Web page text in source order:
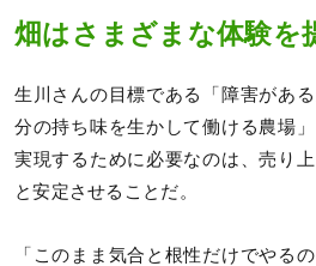
畑はさまざまな体験を
生川さんの目標である「障害があ
分の持ち味を生かして働ける農場
実現するために必要なのは、売り
と安定させることだ。
「このまま気合と根性だけでやる